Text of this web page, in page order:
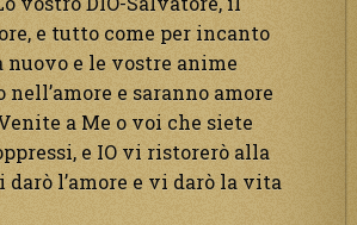
e tutto come per incanto
e le vostre anime
e saranno amore
a Me o voi che siete
e IO vi ristorerò alla
darò l’amore e vi darò la vita